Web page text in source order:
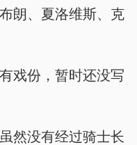
朗、夏洛维斯、克
戏份，暂时还没写
然没有经过骑士长